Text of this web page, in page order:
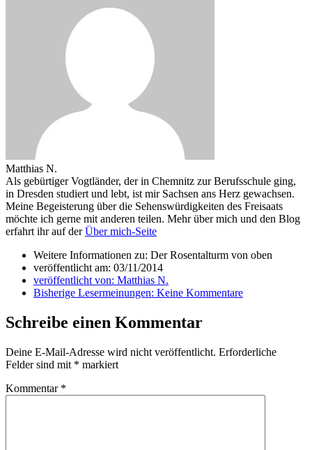
Matthias N.
Als gebürtiger Vogtländer, der in Chemnitz zur Berufsschule ging,
in Dresden studiert und lebt, ist mir Sachsen ans Herz gewachsen.
Meine Begeisterung über die Sehenswürdigkeiten des Freisaats
möchte ich gerne mit anderen teilen. Mehr über mich und den Blog
erfahrt ihr auf derÜber mich-Seite
Weitere Informationen zu: Der Rosentalturm von oben
veröffentlicht am: 03/11/2014
veröffentlicht von: Matthias N.
Bisherige Lesermeinungen: Keine Kommentare
Schreibe einen Kommentar
Deine E-Mail-Adresse wird nicht veröffentlicht. Erforderliche
Felder sind mit * markiert
Kommentar *